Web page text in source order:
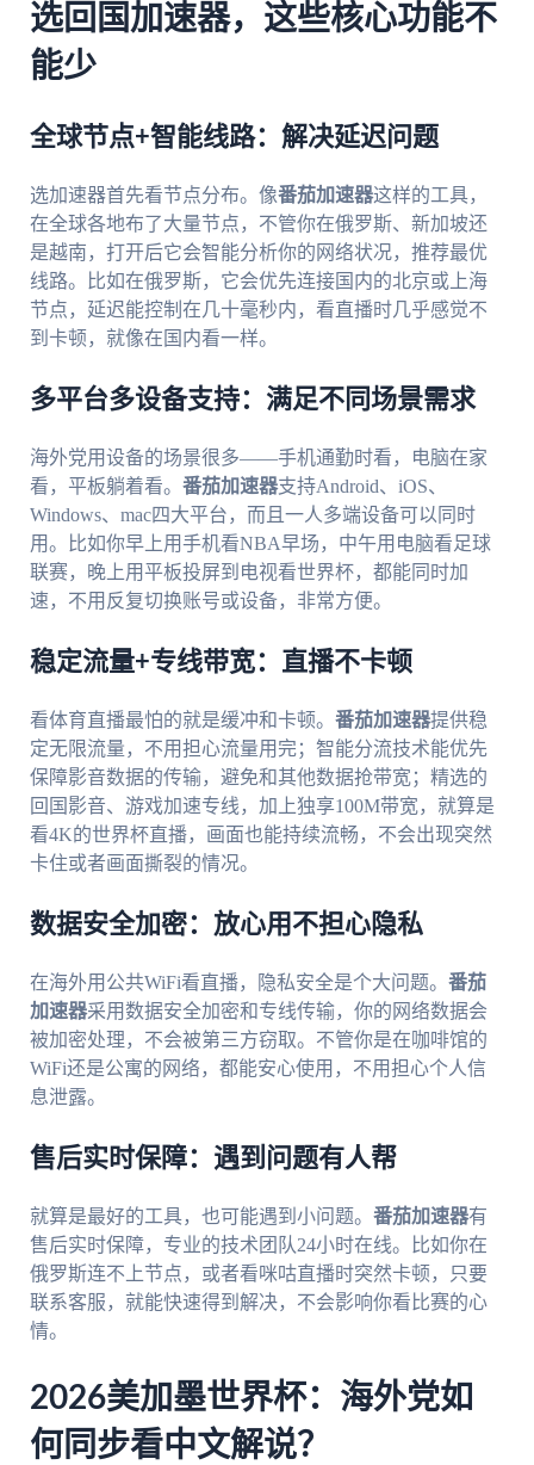
选回国加速器，这些核心功能不
能少
全球节点+智能线路：解决延迟问题
选加速器首先看节点分布。像番茄加速器这样的工具，
在全球各地布了大量节点，不管你在俄罗斯、新加坡还
是越南，打开后它会智能分析你的网络状况，推荐最优
线路。比如在俄罗斯，它会优先连接国内的北京或上海
节点，延迟能控制在几十毫秒内，看直播时几乎感觉不
到卡顿，就像在国内看一样。
多平台多设备支持：满足不同场景需求
海外党用设备的场景很多——手机通勤时看，电脑在家
看，平板躺着看。 番茄加速器支持Android、iOS、
Windows、mac四大平台，而且一人多端设备可以同时
用。比如你早上用手机看NBA早场，中午用电脑看足球
联赛，晚上用平板投屏到电视看世界杯，都能同时加
速，不用反复切换账号或设备，非常方便。
稳定流量+专线带宽：直播不卡顿
看体育直播最怕的就是缓冲和卡顿。 番茄加速器提供稳
定无限流量，不用担心流量用完；智能分流技术能优先
保障影音数据的传输，避免和其他数据抢带宽；精选的
回国影音、游戏加速专线，加上独享100M带宽，就算是
看4K的世界杯直播，画面也能持续流畅，不会出现突然
卡住或者画面撕裂的情况。
数据安全加密：放心用不担心隐私
在海外用公共WiFi看直播，隐私安全是个大问题。 番茄
加速器采用数据安全加密和专线传输，你的网络数据会
被加密处理，不会被第三方窃取。不管你是在咖啡馆的
WiFi还是公寓的网络，都能安心使用，不用担心个人信
息泄露。
售后实时保障：遇到问题有人帮
就算是最好的工具，也可能遇到小问题。 番茄加速器有
售后实时保障，专业的技术团队24小时在线。比如你在
俄罗斯连不上节点，或者看咪咕直播时突然卡顿，只要
联系客服，就能快速得到解决，不会影响你看比赛的心
情。
2026美加墨世界杯：海外党如
何同步看中文解说？